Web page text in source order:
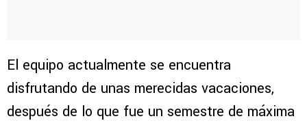
El equipo actualmente se encuentra
disfrutando de unas merecidas vacaciones,
después de lo que fue un semestre de máxima